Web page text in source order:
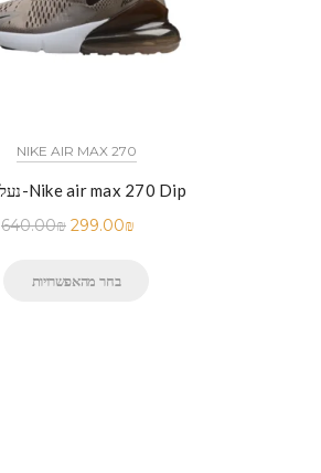
NIKE AIR MAX 270
נעלי נייק-Nike air max 270 Dip
640.00₪ 299.00₪
בחר מהאפשרויות